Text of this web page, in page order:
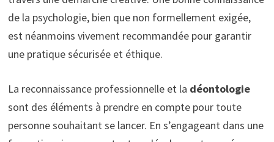
de la psychologie, bien que non formellement exigée,
est néanmoins vivement recommandée pour garantir
une pratique sécurisée et éthique.
La reconnaissance professionnelle et la déontologie
sont des éléments à prendre en compte pour toute
personne souhaitant se lancer. En s’engageant dans une